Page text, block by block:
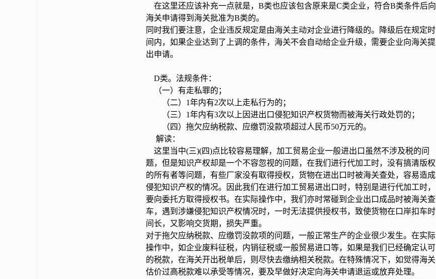
在这里还应该补充一点就是，B类也应该包含原来是C类企业，符合B类条件后向
海关申请得到海关批准为B类的。
同时我们要注意，企业违反规定是由海关主动对企业进行降级的。降级后在规定时
间内，如果企业达到了上调的条件，海关不会自动给企业升级，需要企业向海关提
出申请。
D类。法规条件：
（一）有走私罪的；
（二）1年内有2次以上走私行为的；
（三）1年内有3次以上因进出口侵犯知识产权货物而被海关行政处罚的；
（四）拖欠应纳税款、应缴罚没款项超过人民币50万元的。
解读：
这里当中(三)(四)点比较容易理解，加工贸易企业一般进出口虽然不涉及税的问
题，但是知识产权却是一个不容忽视的问题，在我们进行代加工时，没有搞清版权
的所有者等问题，有些厂家没有取得授权，货物在进出口时被海关查处，容易造成
侵犯知识产权的情况。因此我们在进行加工贸易进出口时，特别是进行代加工时，
要向委托方取得授权书。在实际操作中，我们亦时常碰到企业出口成品时被海关查
车，遇到涉嫌侵犯知识产权情况时，一时无法提供授权书，致使货物在口岸扣车时
间长，又影响交货期，损失严重。
对于拖欠应纳税款、应缴罚没款项的问题，一般正常生产的企业很少发生。在实际
操作中，如企业废料征税，内销征税或一般贸易进口等，如果是我们已经确定认可
的税款，在海关开出税单后，则尽快去缴纳相关税款。在特殊情况下，如觉得海关
估价过高税款难以承受等情况，要及早做好决定向海关申请退运或放弃处理。